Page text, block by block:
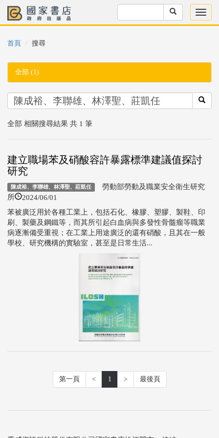
首頁 搜尋
全部 (1)
全部 相關搜尋結果 共 1 筆
建立職場苯及硝酸容許暴露標準建議值探討
研究
陳成裕、李聯雄、林澤聖、莊凱任 勞動部勞動及職業安全衛生研究
所
2024/06/01
苯被廣泛用於各種工業上，包括石化、橡膠、塑膠、製鞋、印
刷、製藥及鋼鐵等，而其所引起白血病與多發性骨髓瘤等職業
病逐漸備受重視；在工業上用途廣泛的還有硝酸，且其在一般
學校、研究機構的實驗室，甚至是日常生活...
第一頁 < 1 > 最後頁